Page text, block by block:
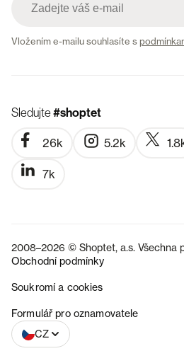
Vložením e-mailu souhlasíte s
Sledujte#shoptet
26k 5.2k
7k
2008–2026 © Shoptet, a.s. Všechna
Obchodní podmínky
Soukromí a cookies
Formulář pro oznamovatele
CZ